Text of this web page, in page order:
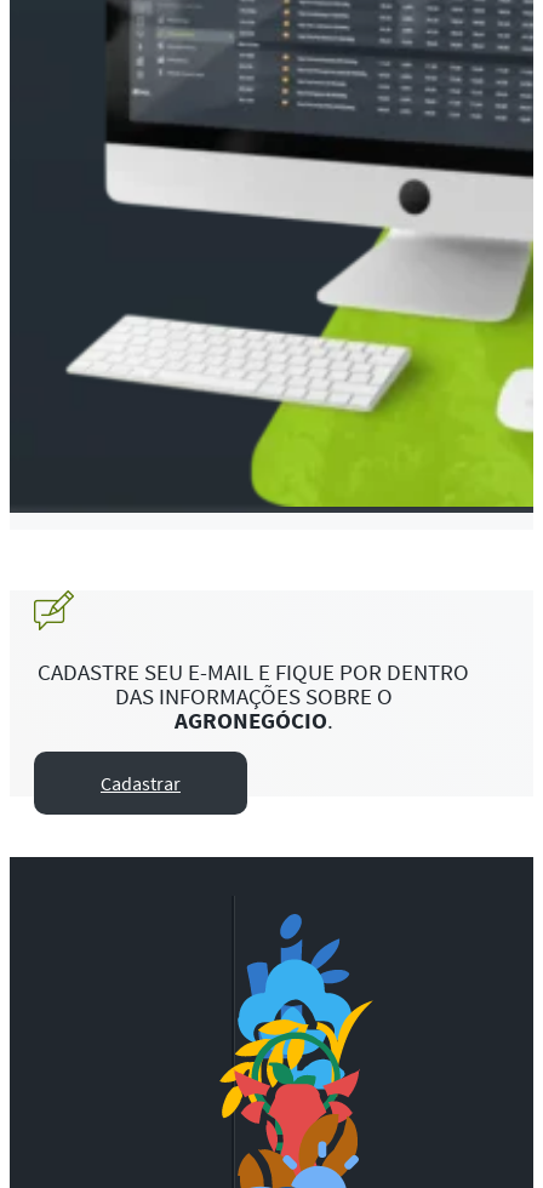
CADASTRE SEU E-MAIL E FIQUE POR DENTRO
DAS INFORMAÇÕES SOBRE O
AGRONEGÓCIO.
Cadastrar